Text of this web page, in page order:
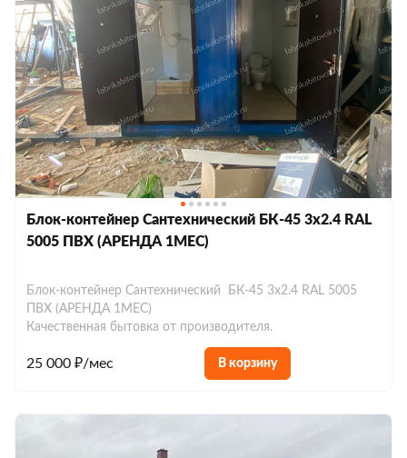
Блок-контейнер Сантехнический БК-45 3х2.4 RAL
5005 ПВХ (АРЕНДА 1МЕС)
Блок-контейнер Сантехнический БК-45 3х2.4 RAL 5005
ПВХ (АРЕНДА 1МЕС)
Качественная бытовка от производителя.
25 000 ₽/мес В корзину